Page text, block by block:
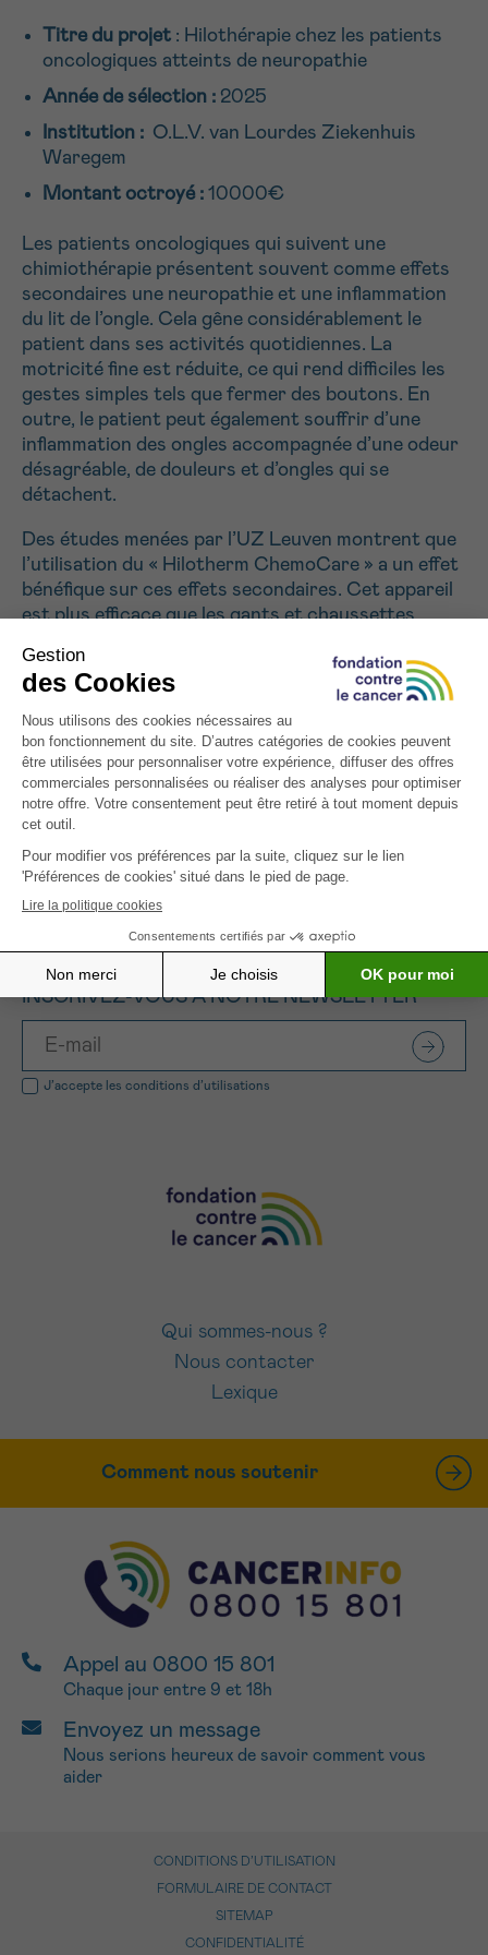
Titre du projet : Hilothérapie chez les patients
oncologiques atteints de neuropathie
Année de sélection : 2025
Institution : O.L.V. van Lourdes Ziekenhuis
Waregem
Montant octroyé : 10000€
Les patients oncologiques qui suivent une
chimiothérapie présentent souvent comme effets
secondaires une neuropathie et une inflammation
du lit de l’ongle. Cela gêne considérablement le
patient dans ses activités quotidiennes. La
motricité fine est réduite, ce qui rend difficiles les
gestes simples tels que fermer des boutons. En
outre, le patient peut également souffrir d’une
inflammation des ongles accompagnée d’une odeur
désagréable, de douleurs et d’ongles qui se
détachent.
Des études menées par l’UZ Leuven montrent que
l’utilisation du « Hilotherm ChemoCare » a un effet
bénéfique sur ces effets secondaires. Cet appareil
est plus efficace que les gants et chaussettes
beaucoup plus agréable par les patients.
Grâce à cette subvention, nous souhaitons offrir à
nos patients des soins de qualité en achetant un tel
appareil.
Tous les projets soutenus
INSCRIVEZ-VOUS À NOTRE NEWSLETTER
J’accepte les conditions d’utilisations
Je souhaite être rappelé.e
PRÉNOM
VOTRE QUESTION
Je souhaite recevoir la Newsletter
J’accepte les
Envoyer
16h-18h
Qui sommes-nous ?
Nous contacter
Lexique
Comment nous soutenir
Appel au 0800 15 801
Chaque jour entre 9 et 18h
Envoyez un message
Nous serions heureux de savoir comment vous
aider
CONDITIONS D’UTILISATION
FORMULAIRE DE CONTACT
SITEMAP
CONFIDENTIALITÉ